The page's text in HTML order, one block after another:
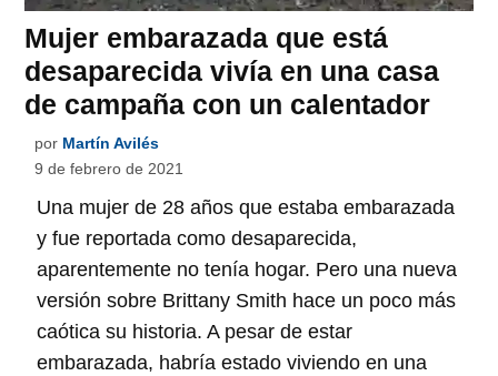
Mujer embarazada que está
desaparecida vivía en una casa
de campaña con un calentador
por Martín Avilés
9 de febrero de 2021
Una mujer de 28 años que estaba embarazada
y fue reportada como desaparecida,
aparentemente no tenía hogar. Pero una nueva
versión sobre Brittany Smith hace un poco más
caótica su historia. A pesar de estar
embarazada, habría estado viviendo en una